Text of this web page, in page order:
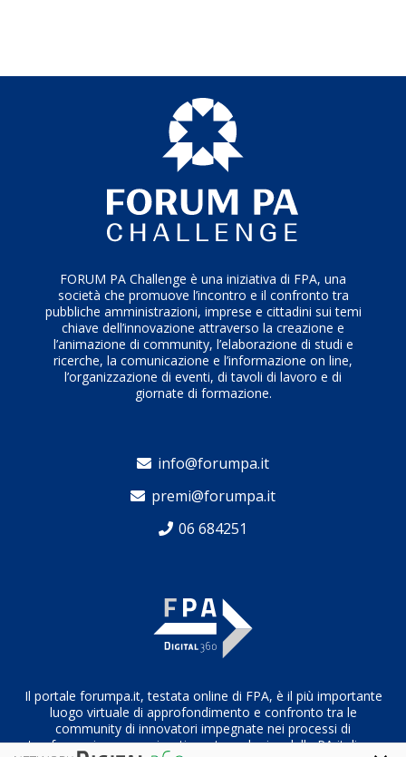
efficiente. La parte digitale è seguita dallo staff
interno che dopo l’analisi fornirà le risposte di volta
in volta. Oltre al PAESC sarà utilizzata per i
programmi delle opere pubbliche.
FORUM PA Challenge è una iniziativa di FPA, una
società che promuove l’incontro e il confronto tra
pubbliche amministrazioni, imprese e cittadini sui temi
chiave dell’innovazione attraverso la creazione e
l’animazione di community, l’elaborazione di studi e
ricerche, la comunicazione e l’informazione on line,
l’organizzazione di eventi, di tavoli di lavoro e di
giornate di formazione.
info@forumpa.it
premi@forumpa.it
06 684251
Il portale forumpa.it, testata online di FPA, è il più importante
luogo virtuale di approfondimento e confronto tra le
community di innovatori impegnate nei processi di
trasformazione organizzativa e tecnologica della PA italiana